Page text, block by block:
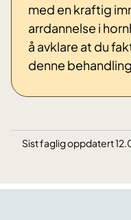
med en kraftig
arrdannelse i
å avklare at du
denne
Sist faglig oppdatert